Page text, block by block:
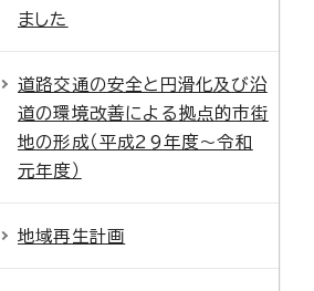
ました
道路交通の安全と円滑化及び沿
道の環境改善による拠点的市街
地の形成（平成29年度～令和
元年度）
地域再生計画